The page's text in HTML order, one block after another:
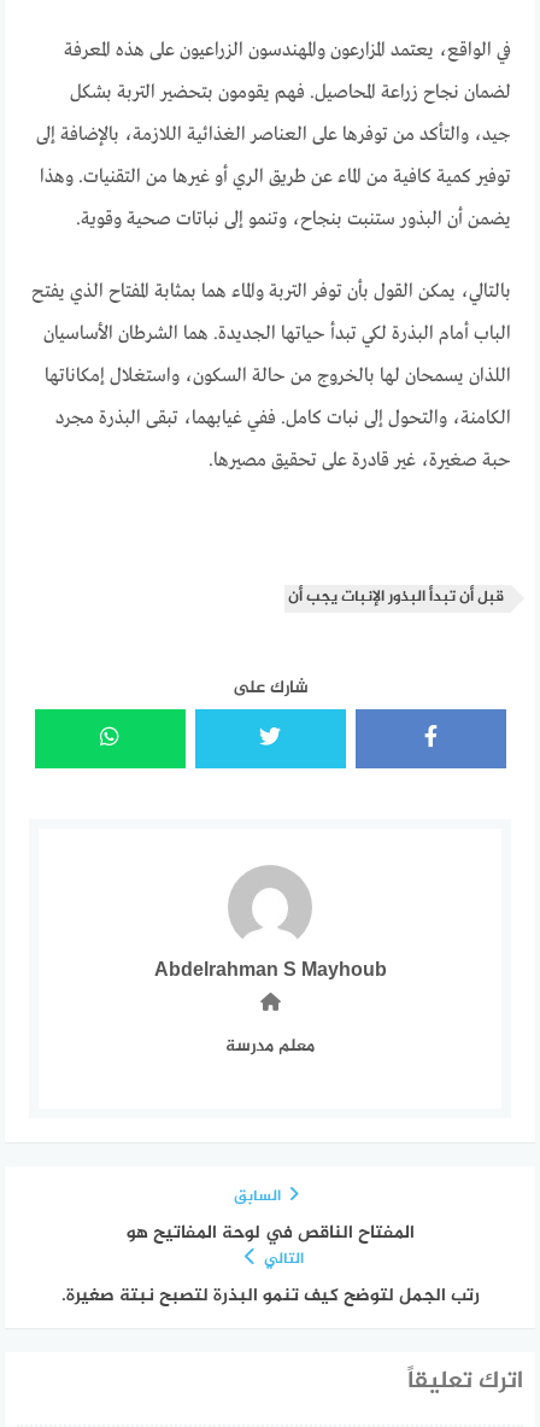
في الواقع، يعتمد المزارعون والمهندسون الزراعيون على هذه المعرفة
لضمان نجاح زراعة المحاصيل. فهم يقومون بتحضير التربة بشكل
جيد، والتأكد من توفرها على العناصر الغذائية اللازمة، بالإضافة إلى
توفير كمية كافية من الماء عن طريق الري أو غيرها من التقنيات. وهذا
يضمن أن البذور ستنبت بنجاح، وتنمو إلى نباتات صحية وقوية.
بالتالي، يمكن القول بأن توفر التربة والماء هما بمثابة المفتاح الذي يفتح
الباب أمام البذرة لكي تبدأ حياتها الجديدة. هما الشرطان الأساسيان
اللذان يسمحان لها بالخروج من حالة السكون، واستغلال إمكاناتها
الكامنة، والتحول إلى نبات كامل. ففي غيابهما، تبقى البذرة مجرد
حبة صغيرة، غير قادرة على تحقيق مصيرها.
قبل أن تبدأ البذور الإنبات يجب أن
شارك على
Abdelrahman S Mayhoub
معلم مدرسة
السابق
المفتاح الناقص في لوحة المفاتيح هو
التالي
رتب الجمل لتوضح كيف تنمو البذرة لتصبح نبتة صغيرة.
اترك تعليقاً